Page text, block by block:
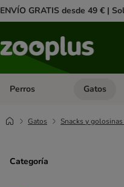
ENVÍO GRATIS desde 49 € |
Perros Menú de
Gatos
Gatos Snacks y
Categoría